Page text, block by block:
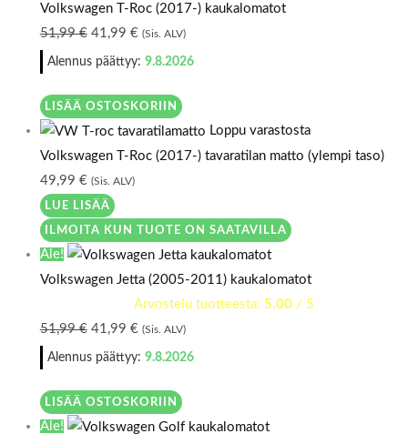
Volkswagen T-Roc (2017-) kaukalomatot
51,99€ 41,99 € (Sis. ALV)
Alennus päättyy: 9.8.2026
LISÄÄ OSTOSKORIIN
Loppu varastosta
Volkswagen T-Roc (2017-) tavaratilan matto (ylempi taso)
49,99 € (Sis. ALV)
LUE LISÄÄ
ILMOITA KUN TUOTE ON SAATAVILLA
Ale!
Volkswagen Jetta (2005-2011) kaukalomatot
Arvostelu tuotteesta: 5.00/ 5
51,99€ 41,99 € (Sis. ALV)
Alennus päättyy: 9.8.2026
LISÄÄ OSTOSKORIIN
Ale!